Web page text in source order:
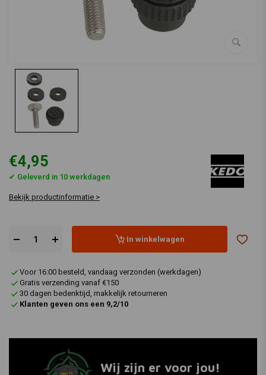
€4,95
✔ Geleverd in 10 werkdagen
Bekijk productinformatie >
In winkelwagen
Voor 16:00 besteld, vandaag verzonden (werkdagen)
Gratis verzending vanaf €150
30 dagen bedenktijd, makkelijk retourneren
Klanten geven ons een 9,2/10
Wij zijn er voor jou!